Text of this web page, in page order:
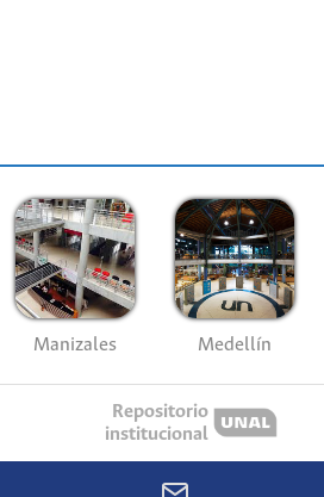
Manizales Medellín
Repositorio
institucional